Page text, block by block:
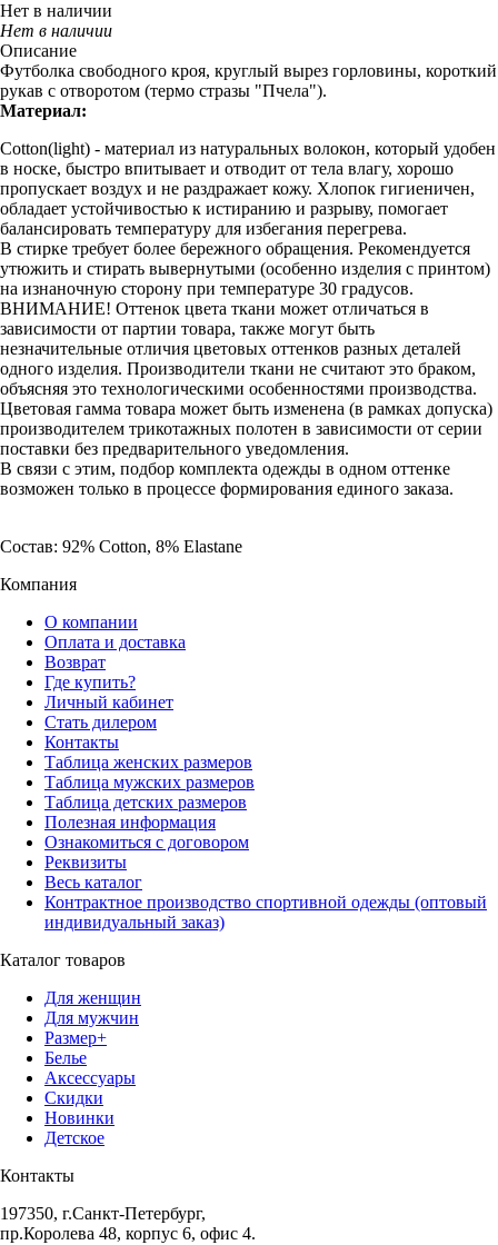
Нет в наличии
Нет в наличии
Описание
Футболка свободного кроя, круглый вырез горловины, короткий
рукав с отворотом (термо стразы "Пчела").
Материал:
Cotton(light) - материал из натуральных волокон, который удобен
в носке, быстро впитывает и отводит от тела влагу, хорошо
пропускает воздух и не раздражает кожу. Хлопок гигиеничен,
обладает устойчивостью к истиранию и разрыву, помогает
балансировать температуру для избегания перегрева.
В стирке требует более бережного обращения. Рекомендуется
утюжить и стирать вывернутыми (особенно изделия с принтом)
на изнаночную сторону при температуре 30 градусов.
ВНИМАНИЕ! Оттенок цвета ткани может отличаться в
зависимости от партии товара, также могут быть
незначительные отличия цветовых оттенков разных деталей
одного изделия. Производители ткани не считают это браком,
объясняя это технологическими особенностями производства.
Цветовая гамма товара может быть изменена (в рамках допуска)
производителем трикотажных полотен в зависимости от серии
поставки без предварительного уведомления.
В связи с этим, подбор комплекта одежды в одном оттенке
возможен только в процессе формирования единого заказа.
Состав: 92% Cotton, 8% Elastane
Компания
О компании
Оплата и доставка
Возврат
Где купить?
Личный кабинет
Стать дилером
Контакты
Таблица женских размеров
Таблица мужских размеров
Таблица детских размеров
Полезная информация
Ознакомиться с договором
Реквизиты
Весь каталог
Контрактное производство спортивной одежды (оптовый
индивидуальный заказ)
Каталог товаров
Для женщин
Для мужчин
Размер+
Белье
Аксессуары
Скидки
Новинки
Детское
Контакты
197350, г.Санкт-Петербург,
пр.Королева 48, корпус 6, офис 4.